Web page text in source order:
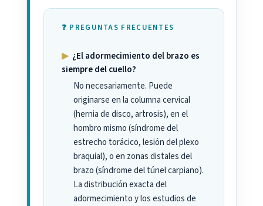
❓ PREGUNTAS FRECUENTES
▶ ¿El adormecimiento del brazo es
siempre del cuello?
No necesariamente. Puede
originarse en la columna cervical
(hernia de disco, artrosis), en el
hombro mismo (síndrome del
estrecho torácico, lesión del plexo
braquial), o en zonas distales del
brazo (síndrome del túnel carpiano).
La distribución exacta del
adormecimiento y los estudios de